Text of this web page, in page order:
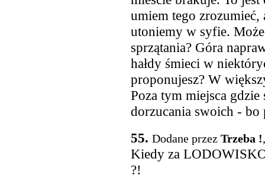
umiem tego zrozumieć,
utoniemy w syfie.
sprzątania? Góra
hałdy śmieci w
proponujesz? W
Poza tym miejsca gdzie
dorzucania swoich - bo
55. Dodane przez Trzeba !
Kiedy za
?!